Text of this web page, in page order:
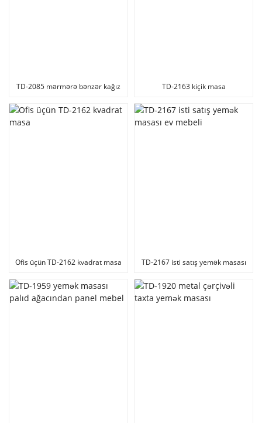
TD-2085 mərmərə bənzər kağız
TD-2163 kiçik masa
Ofis üçün TD-2162 kvadrat masa
TD-2167 isti satış yemək masası